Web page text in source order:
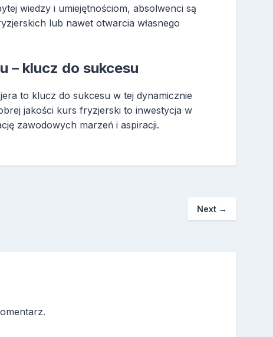
wiedzy i umiejętnościom, absolwenci są
lub nawet otwarcia własnego
– klucz do sukcesu
to klucz do sukcesu w tej dynamicznie
jakości kurs fryzjerski to inwestycja w
zawodowych marzeń i aspiracji.
Next →